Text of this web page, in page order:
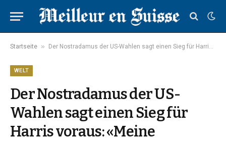
Startseite » Der Nostradamus der US-Wahlen sagt einen Sieg für Harris voraus: «Meine Schlüssel sind sehr zuverlässig»
WELT
Der Nostradamus der US-
Wahlen sagt einen Sieg für
Harris voraus: «Meine